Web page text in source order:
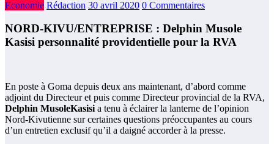
Economie Rédaction 30 avril 2020 0 Commentaires
NORD-KIVU/ENTREPRISE : Delphin Musole
Kasisi personnalité providentielle pour la RVA
En poste à Goma depuis deux ans maintenant, d’abord comme
adjoint du Directeur et puis comme Directeur provincial de la RVA,
Delphin MusoleKasisi a tenu à éclairer la lanterne de l’opinion
Nord-Kivutienne sur certaines questions préoccupantes au cours
d’un entretien exclusif qu’il a daigné accorder à la presse.